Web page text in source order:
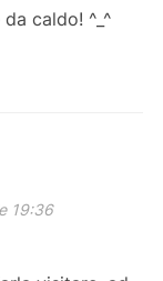
caldo! ^_^
19:36